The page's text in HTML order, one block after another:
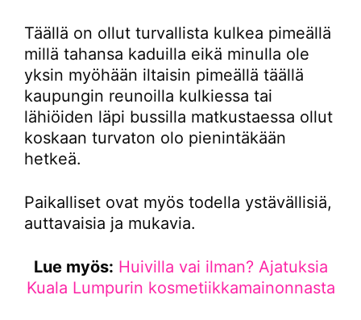
Täällä on ollut turvallista kulkea pimeällä
millä tahansa kaduilla eikä minulla ole
yksin myöhään iltaisin pimeällä täällä
kaupungin reunoilla kulkiessa tai
lähiöiden läpi bussilla matkustaessa ollut
koskaan turvaton olo pienintäkään
hetkeä.
Paikalliset ovat myös todella ystävällisiä,
auttavaisia ja mukavia.
Lue myös: Huivilla vai ilman? Ajatuksia
Kuala Lumpurin kosmetiikkamainonnasta